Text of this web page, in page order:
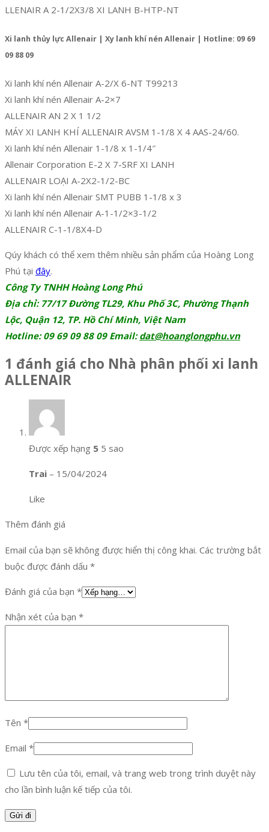
LLENAIR A 2-1/2X3/8 XI LANH B-HTP-NT
Xi lanh thủy lực Allenair | Xy lanh khí nén Allenair | Hotline: 09 69
09 88 09
Xi lanh khí nén Allenair A-2/X 6-NT T99213
Xi lanh khí nén Allenair A-2×7
ALLENAIR AN 2 X 1 1/2
MÁY XI LANH KHÍ ALLENAIR AVSM 1-1/8 X 4 AAS-24/60.
Xi lanh khí nén Allenair 1-1/8 x 1-1/4″
Allenair Corporation E-2 X 7-SRF XI LANH
ALLENAIR LOẠI A-2X2-1/2-BC
Xi lanh khí nén Allenair SMT PUBB 1-1/8 x 3
Xi lanh khí nén Allenair A-1-1/2×3-1/2
ALLENAIR C-1-1/8X4-D
Qúy khách có thể xem thêm nhiều sản phẩm của Hoàng Long
Phú tại đây.
Công Ty TNHH Hoàng Long Phú
Địa chỉ: 77/17 Đường TL29, Khu Phố 3C, Phường Thạnh
Lộc, Quận 12, TP. Hồ Chí Minh, Việt Nam
Hotline: 09 69 09 88 09 Email:dat@hoanglongphu.vn
1 đánh giá cho Nhà phân phối xi lanh
ALLENAIR
Được xếp hạng 5 5 sao
Trai – 15/04/2024
Like
Thêm đánh giá
Email của bạn sẽ không được hiển thị công khai. Các trường bắt
buộc được đánh dấu *
Đánh giá của bạn *
Nhận xét của bạn *
Tên *
Email *
Lưu tên của tôi, email, và trang web trong trình duyệt này
cho lần bình luận kế tiếp của tôi.